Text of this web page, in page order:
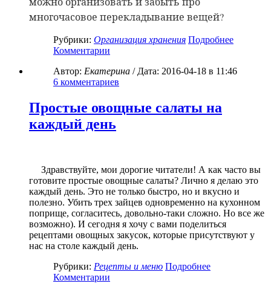
многочасовое перекладывание вещей?
Рубрики: Организация хранения Подробнее
Комментарии
Автор: Екатерина / Дата: 2016-04-18 в 11:46
6 комментариев
Простые овощные салаты на
каждый день
Здравствуйте, мои дорогие читатели! А как часто вы
готовите простые овощные салаты? Лично я делаю это
каждый день. Это не только быстро, но и вкусно и
полезно. Убить трех зайцев одновременно на кухонном
поприще, согласитесь, довольно-таки сложно. Но все же
возможно). И сегодня я хочу с вами поделиться
рецептами овощных закусок, которые присутствуют у
нас на столе каждый день.
Рубрики: Рецепты и меню Подробнее
Комментарии